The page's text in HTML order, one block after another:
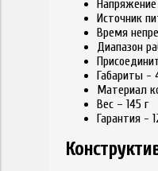
Источник
Время
Диапазон
Габариты -
Материал
Вес – 145 г
Гарантия -